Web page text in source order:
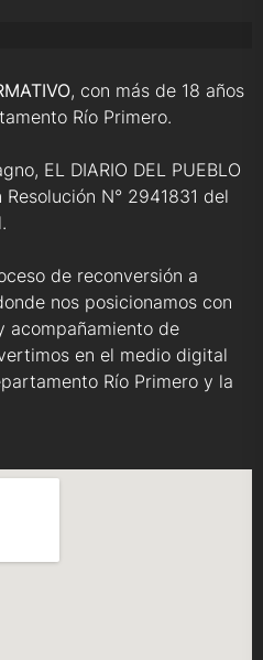
, con más de 18 años
Río Primero.
EL DIARIO DEL PUEBLO
N° 2941831 del
de reconversión a
nos posicionamos con
acompañamiento de
en el medio digital
Río Primero y la